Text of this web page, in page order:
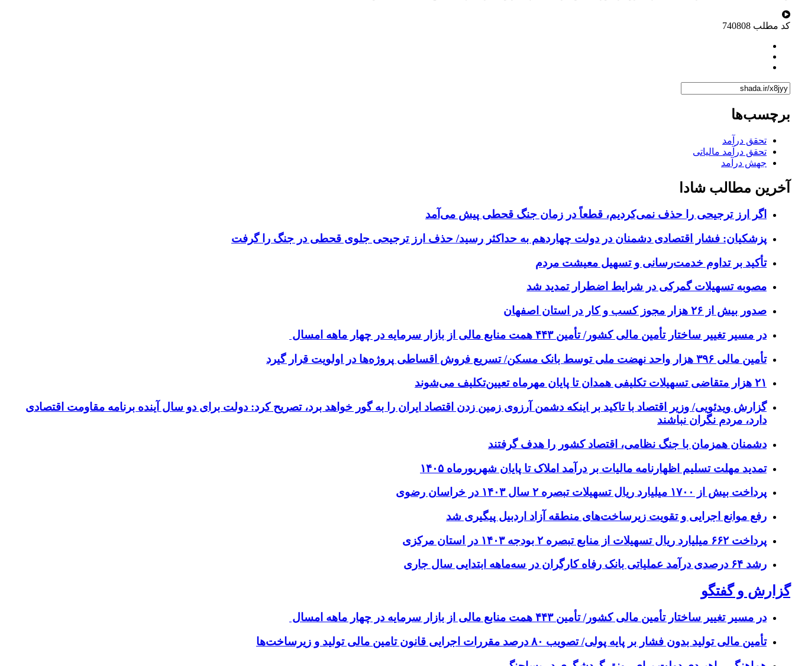
کد مطلب 740808
برچسب‌ها
تحقق درآمد
تحقق درآمد مالیاتی
جهش درآمد
آخرین مطالب شادا
اگر ارز ترجیحی را حذف نمی‌کردیم، قطعاً در زمان جنگ قحطی پیش می‌آمد
پزشکیان: فشار اقتصادی دشمنان در دولت چهاردهم به حداکثر رسید/ حذف ارز ترجیحی جلوی قحطی در جنگ را گرفت
تأکید بر تداوم خدمت‌رسانی و تسهیل معیشت مردم
مصوبه تسهیلات گمرکی در شرایط اضطرار تمدید شد
صدور بیش از ۲۶ هزار مجوز کسب‌ و کار در استان اصفهان
در مسیر تغییر ساختار تأمین مالی کشور/ تأمین ۴۴۳ همت منابع مالی از بازار سرمایه در چهار ماهه امسال
تأمین مالی ۳۹۶ هزار واحد نهضت ملی توسط بانک مسکن/ تسریع فروش اقساطی پروژه‌ها در اولویت قرار گیرد
۲۱ هزار متقاضی تسهیلات تکلیفی همدان تا پایان مهرماه تعیین‌تکلیف می‌شوند
گزارش ویدئویی/ وزیر اقتصاد با تاکید بر اینکه دشمن آرزوی زمین زدن اقتصاد ایران را به گور خواهد برد، تصریح کرد: دولت برای دو سال آینده برنامه مقاومت اقتصادی
دارد، مردم نگران نباشند
دشمنان همزمان با جنگ نظامی، اقتصاد کشور را هدف گرفتند
تمدید مهلت تسلیم اظهارنامه مالیات بر درآمد املاک تا پایان شهریورماه ۱۴۰۵
پرداخت بیش از ۱۷۰۰ میلیارد ریال تسهیلات تبصره ۲ سال ۱۴۰۳ در خراسان رضوی
رفع موانع اجرایی و تقویت زیرساخت‌های منطقه آزاد اردبیل پیگیری شد
پرداخت ۶۶۲ میلیارد ریال تسهیلات از منابع تبصره ۲ بودجه ۱۴۰۳ در استان مرکزی
رشد ۶۴ درصدی درآمد عملیاتی بانک رفاه کارگران در سه‌ماهه ابتدایی سال جاری
گزارش و گفتگو
در مسیر تغییر ساختار تأمین مالی کشور/ تأمین ۴۴۳ همت منابع مالی از بازار سرمایه در چهار ماهه امسال
تأمین مالی تولید بدون فشار بر پایه پولی/ تصویب ۸۰ درصد مقررات اجرایی قانون تامین مالی تولید و زیرساخت‌ها